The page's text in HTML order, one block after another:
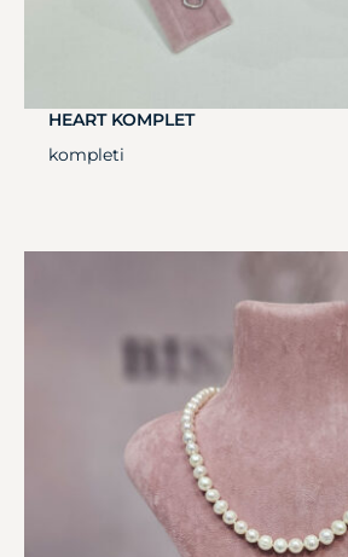
HEART KOMPLET
kompleti